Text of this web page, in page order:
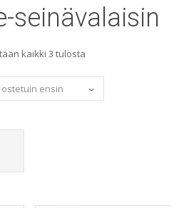
seinävalaisin
kaikki 3 tulostaSorted
by
popularity